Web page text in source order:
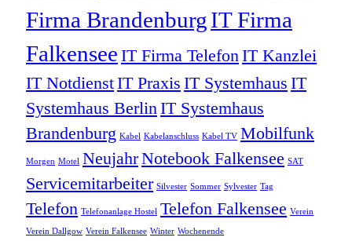
Firma BrandenburgIT Firma
Falkensee IT Firma TelefonIT Kanzlei
IT NotdienstIT Praxis IT Systemhaus IT
Systemhaus BerlinIT Systemhaus
Brandenburg Kabel Kabelanschluss Kabel TV Mobilfunk
Morgen Motel NeujahrNotebook Falkensee SAT
Servicemitarbeiter Silvester Sommer Sylvester Tag
Telefon Telefonanlage Hostel Telefon Falkensee Verein
Verein Dallgow Verein Falkensee Winter Wochenende